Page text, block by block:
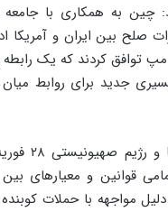
به همکاری با جامعه
صلح بین ایران و آمریکا
توافق کردند که یک رابطه
جدید برای روابط
تمامی قوانین و معیارهای
مواجهه با حملات